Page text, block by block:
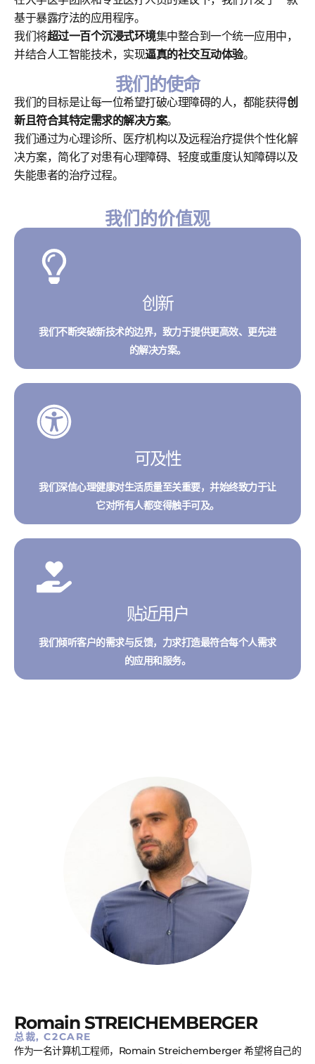
基于暴露疗法的应用程序。
我们将超过一百个沉浸式环境集中整合到一个统一应用中，
并结合人工智能技术，实现逼真的社交互动体验。
我们的使命
我们的目标是让每一位希望打破心理障碍的人，都能获得创
新且符合其特定需求的解决方案。
我们通过为心理诊所、医疗机构以及远程治疗提供个性化解
决方案，简化了对患有心理障碍、轻度或重度认知障碍以及
失能患者的治疗过程。
我们的价值观
创新
我们不断突破新技术的边界，致力于提供更高效、更先进
的解决方案。
可及性
我们深信心理健康对生活质量至关重要，并始终致力于让
它对所有人都变得触手可及。
贴近用户
我们倾听客户的需求与反馈，力求打造最符合每个人需求
的应用和服务。
Romain STREICHEMBERGER
总裁, C2CARE
作为一名计算机工程师，Romain Streichemberger 希望将自己的